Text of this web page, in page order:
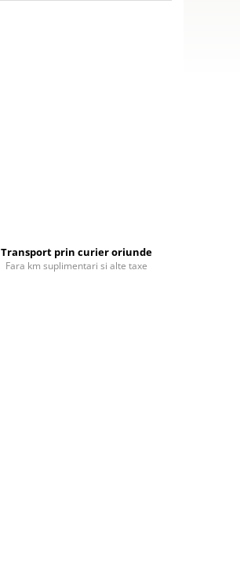
Transport prin curier oriunde
Fara km suplimentari si alte taxe